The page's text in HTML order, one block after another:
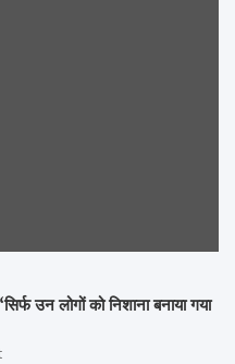
उन लोगों को निशाना बनाया गया